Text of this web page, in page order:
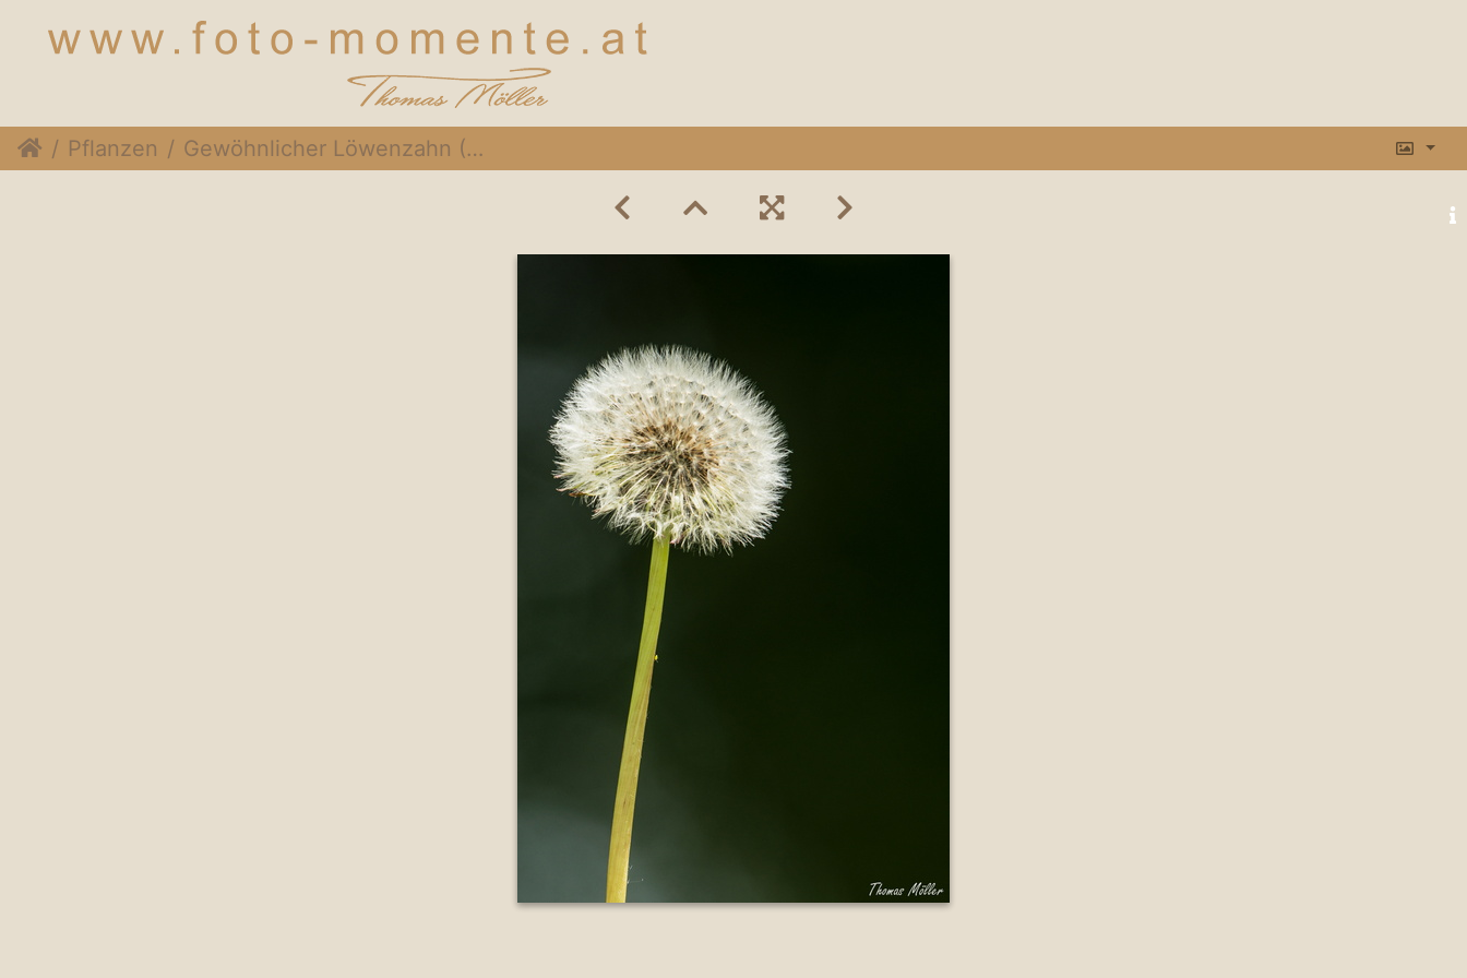
Pflanzen Gewöhnlicher Löwenzahn (Taraxacum sect. Ruderalia)